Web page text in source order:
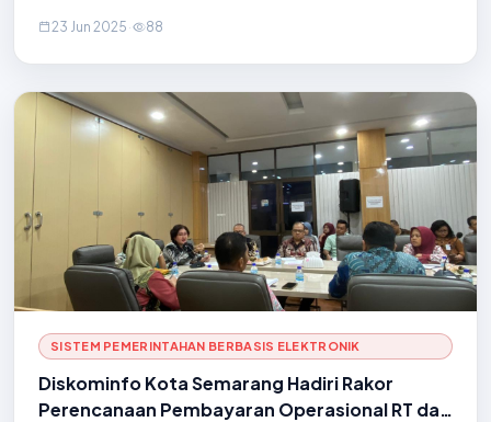
situs layanan yang berkaitan dengan inf
23 Jun 2025 · 88
SISTEM PEMERINTAHAN BERBASIS ELEKTRONIK
Diskominfo Kota Semarang Hadiri Rakor
Perencanaan Pembayaran Operasional RT dan